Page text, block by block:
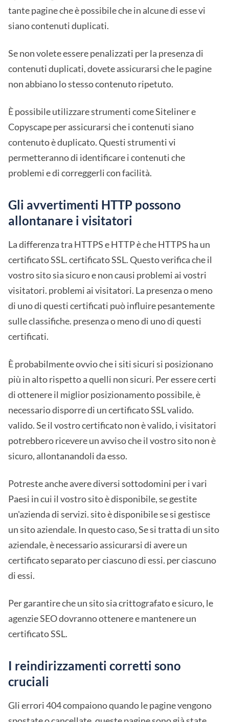
tante pagine che è possibile che in alcune di esse vi
siano contenuti duplicati.
Se non volete essere penalizzati per la presenza di
contenuti duplicati, dovete assicurarsi che le pagine
non abbiano lo stesso contenuto ripetuto.
È possibile utilizzare strumenti come Siteliner e
Copyscape per assicurarsi che i contenuti siano
contenuto è duplicato. Questi strumenti vi
permetteranno di identificare i contenuti che
problemi e di correggerli con facilità.
Gli avvertimenti HTTP possono
allontanare i visitatori
La differenza tra HTTPS e HTTP è che HTTPS ha un
certificato SSL. certificato SSL. Questo verifica che il
vostro sito sia sicuro e non causi problemi ai vostri
visitatori. problemi ai visitatori. La presenza o meno
di uno di questi certificati può influire pesantemente
sulle classifiche. presenza o meno di uno di questi
certificati.
È probabilmente ovvio che i siti sicuri si posizionano
più in alto rispetto a quelli non sicuri. Per essere certi
di ottenere il miglior posizionamento possibile, è
necessario disporre di un certificato SSL valido.
valido. Se il vostro certificato non è valido, i visitatori
potrebbero ricevere un avviso che il vostro sito non è
sicuro, allontanandoli da esso.
Potreste anche avere diversi sottodomini per i vari
Paesi in cui il vostro sito è disponibile, se gestite
un'azienda di servizi. sito è disponibile se si gestisce
un sito aziendale. In questo caso, Se si tratta di un sito
aziendale, è necessario assicurarsi di avere un
certificato separato per ciascuno di essi. per ciascuno
di essi.
Per garantire che un sito sia crittografato e sicuro, le
agenzie SEO dovranno ottenere e mantenere un
certificato SSL.
I reindirizzamenti corretti sono
cruciali
Gli errori 404 compaiono quando le pagine vengono